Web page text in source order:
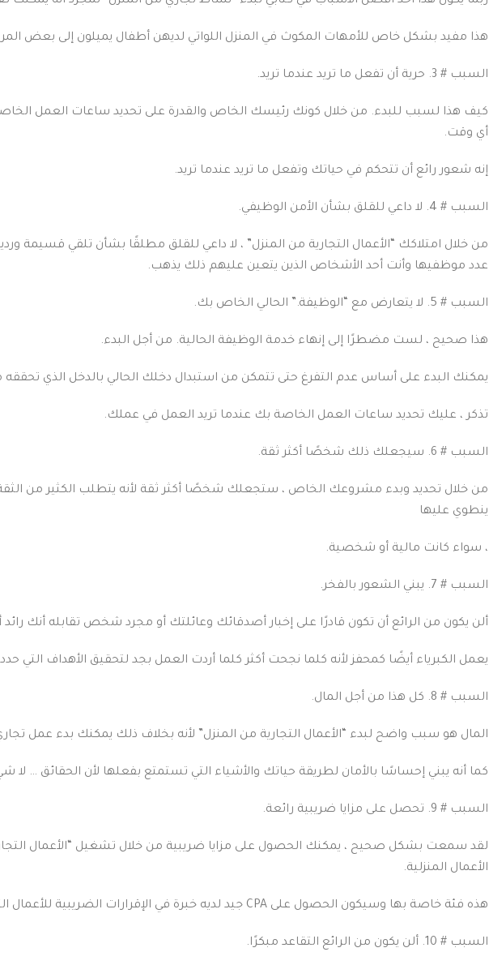
هذا مفيد بشكل خاص للأمهات المكوث في المنزل اللواتي لديهن أطفال يميلون إلى بعض
السبب # 3. حرية أن تفعل ما تريد عندما تريد.
كيف هذا لسبب للبدء. من خلال كونك رئيسك الخاص والقدرة على تحديد ساعات العمل الخاصة
أي وقت.
إنه شعور رائع أن تتحكم في حياتك وتفعل ما تريد عندما تريد.
السبب # 4. لا داعي للقلق بشأن الأمن الوظيفي.
من خلال امتلاكك “الأعمال التجارية من المنزل” ، لا داعي للقلق مطلقًا بشأن تلقي
عدد موظفيها وأنت أحد الأشخاص الذين يتعين عليهم ذلك يذهب.
السبب # 5. لا يتعارض مع “الوظيفة.” الحالي الخاص بك.
هذا صحيح ، لست مضطرًا إلى إنهاء خدمة الوظيفة الحالية. من أجل البدء.
يمكنك البدء على أساس عدم التفرغ حتى تتمكن من استبدال دخلك الحالي بالدخل الذي
تذكر ، عليك تحديد ساعات العمل الخاصة بك عندما تريد العمل في عملك.
السبب # 6. سيجعلك ذلك شخصًا أكثر ثقة.
من خلال تحديد وبدء مشروعك الخاص ، ستجعلك شخصًا أكثر ثقة لأنه يتطلب الكثير من
ينطوي عليها
، سواء كانت مالية أو شخصية.
السبب # 7. يبني الشعور بالفخر.
ألن يكون من الرائع أن تكون قادرًا على إخبار أصدقائك وعائلتك أو مجرد شخص تقابله أنك رائد
يعمل الكبرياء أيضًا كمحفز لأنه كلما نجحت أكثر كلما أردت العمل بجد لتحقيق الأهداف التي
السبب # 8. كل هذا من أجل المال.
المال هو سبب واضح لبدء “الأعمال التجارية من المنزل” لأنه بخلاف ذلك يمكنك بدء عمل
كما أنه يبني إحساسًا بالأمان لطريقة حياتك والأشياء التي تستمتع بفعلها لأن الحقائق …
السبب # 9. تحصل على مزايا ضريبية رائعة.
لقد سمعت بشكل صحيح ، يمكنك الحصول على مزايا ضريبية من خلال تشغيل “الأعمال
الأعمال المنزلية.
هذه فئة خاصة بها وسيكون الحصول على CPA جيد لديه خبرة في الإقرارات الضريبية للأعمال التجارية من المنزل أمرًا ضروريًا حتى تتمكن من زيادة عائدك لهذا العام.
السبب # 10. ألن يكون من الرائع التقاعد مبكرًا.